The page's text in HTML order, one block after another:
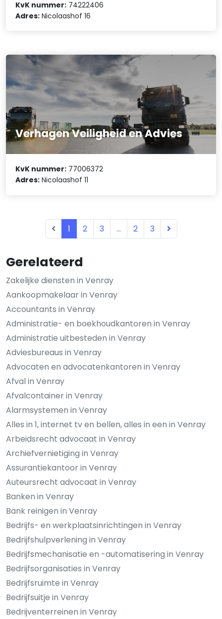
Gerelateerd
Zakelijke diensten in Venray
Aankoopmakelaar in Venray
Accountants in Venray
Administratie- en boekhoudkantoren in Venray
Administratie uitbesteden in Venray
Adviesbureaus in Venray
Advocaten en advocatenkantoren in Venray
Afval in Venray
Afvalcontainer in Venray
Alarmsystemen in Venray
Alles in 1, internet tv en bellen, alles in een in Venray
Arbeidsrecht advocaat in Venray
Archiefvernietiging in Venray
Assurantiekantoor in Venray
Auteursrecht advocaat in Venray
Banken in Venray
Bank reinigen in Venray
Bedrijfs- en werkplaatsinrichtingen in Venray
Bedrijfshulpverlening in Venray
Bedrijfsmechanisatie en -automatisering in Venray
Bedrijfsorganisaties in Venray
Bedrijfsruimte in Venray
Bedrijfsuitje in Venray
Bedrijventerreinen in Venray
KvK nummer: 74222406
Adres: Nicolaashof 16
Verhagen Veiligheid en Advies
KvK nummer: 77006372
Adres: Nicolaashof 11
1 2 3 ... 2 3